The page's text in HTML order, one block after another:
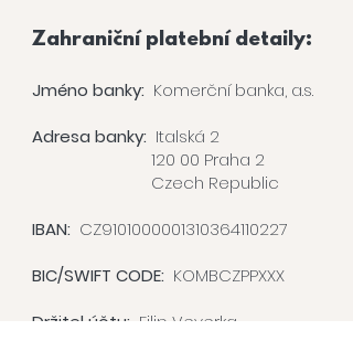
Zahraniční platební detaily:
Jméno banky: Komerční banka, a.s.
Adresa banky: Italská 2
120 00 Praha 2
Czech Republic
IBAN: CZ9101000001310364110227
BIC/SWIFT CODE: KOMBCZPPXXX
Držitel účtu: Filip Veverka